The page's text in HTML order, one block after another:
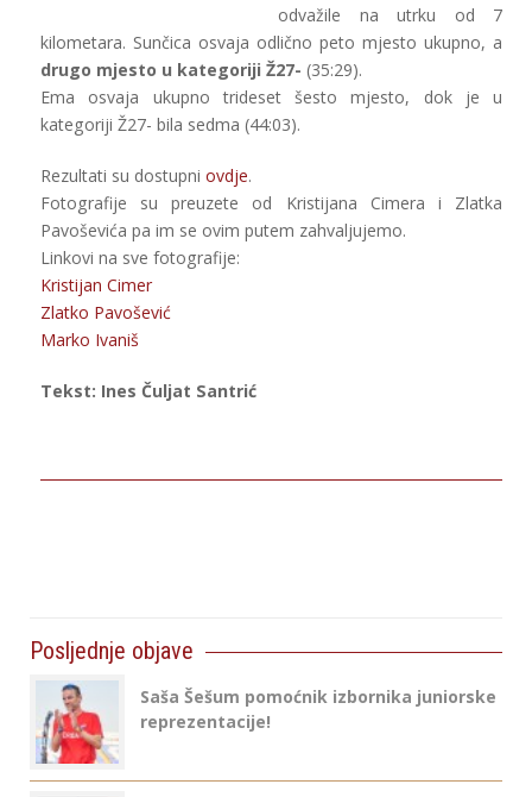
odvažile na utrku od 7
kilometara. Sunčica osvaja odlično peto mjesto ukupno, a
drugo mjesto u kategoriji Ž27- (35:29).
Ema osvaja ukupno trideset šesto mjesto, dok je u
kategoriji Ž27- bila sedma (44:03).
Rezultati su dostupni ovdje.
Fotografije su preuzete od Kristijana Cimera i Zlatka
Pavoševića pa im se ovim putem zahvaljujemo.
Linkovi na sve fotografije:
Kristijan Cimer
Zlatko Pavošević
Marko Ivaniš
Tekst: Ines Čuljat Santrić
Posljednje objave
Saša Šešum pomoćnik izbornika juniorske
reprezentacije!